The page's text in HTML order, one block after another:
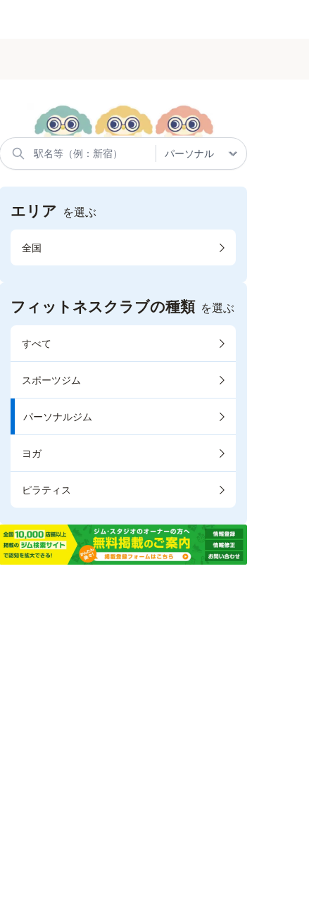
エリア を選ぶ
全国
フィットネスクラブの種類 を選ぶ
すべて
スポーツジム
パーソナルジム
ヨガ
ピラティス